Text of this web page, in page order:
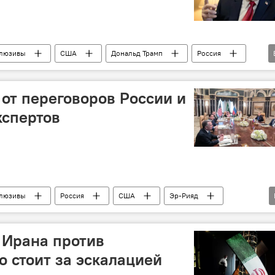
США Дональд Трамп
Россия
Европа Эксперт Китай ОПЕК
переговоров России и
Россия США
Эр-Рияд
Владимир Зеленский Эксперт
политолог
против
стоит за эскалацией